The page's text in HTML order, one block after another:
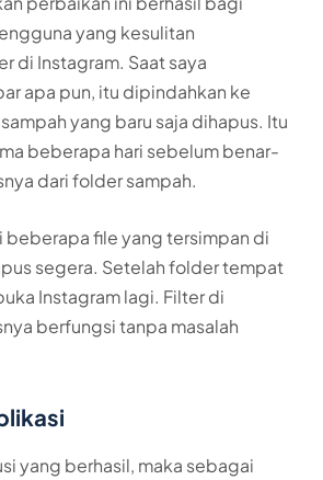
yang kesulitan
di Instagram. Saat saya
apa pun, itu dipindahkan ke
yang baru saja dihapus. Itu
beberapa hari sebelum benar-
dari folder sampah.
beberapa file yang tersimpan di
segera. Setelah folder tempat
Instagram lagi. Filter di
berfungsi tanpa masalah
yang berhasil, maka sebagai